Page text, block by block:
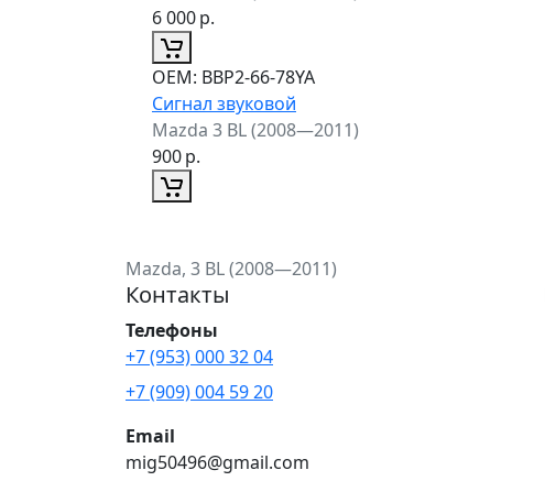
6 000р.
ОЕМ: BBP2-66-78YA
Сигнал звуковой
Mazda 3 BL (2008—2011)
900р.
Mazda, 3 BL (2008—2011)
Контакты
Телефоны
+7 (953) 000 32 04
+7 (909) 004 59 20
Email
mig50496@gmail.com